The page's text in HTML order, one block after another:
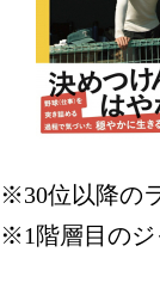
※30位以降の
※1階層目のジ